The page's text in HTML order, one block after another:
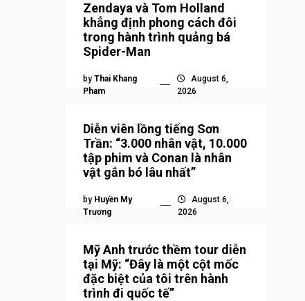
Zendaya và Tom Holland
khẳng định phong cách đôi
trong hành trình quảng bá
Spider-Man
by Thai Khang
Pham
August 6,
2026
Diễn viên lồng tiếng Sơn
Trần: “3.000 nhân vật, 10.000
tập phim và Conan là nhân
vật gắn bó lâu nhất”
by Huyền My
Trương
August 6,
2026
Mỹ Anh trước thềm tour diễn
tại Mỹ: “Đây là một cột mốc
đặc biệt của tôi trên hành
trình đi quốc tế”